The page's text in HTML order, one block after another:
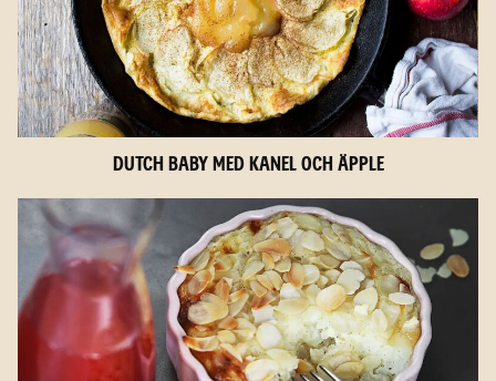
Dutch baby med kanel och äpple